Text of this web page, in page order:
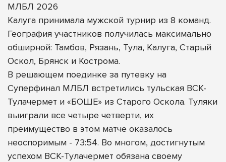
МЛБЛ 2026
Калуга принимала мужской турнир из 8 команд.
География участников получилась максимально
обширной: Тамбов, Рязань, Тула, Калуга, Старый
Оскол, Брянск и Кострома.
В решающем поединке за путевку на
Суперфинал МЛБЛ встретились тульская ВСК-
Тулачермет и «БОШЕ» из Старого Оскола. Туляки
выиграли все четыре четверти, их
преимущество в этом матче оказалось
неоспоримым - 73:54. Во многом, достигнутым
успехом ВСК-Тулачермет обязана своему